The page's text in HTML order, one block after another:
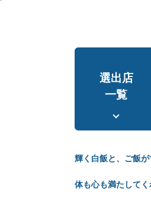
選出店
一覧
輝く白飯と、ご飯が
体も心も満たして